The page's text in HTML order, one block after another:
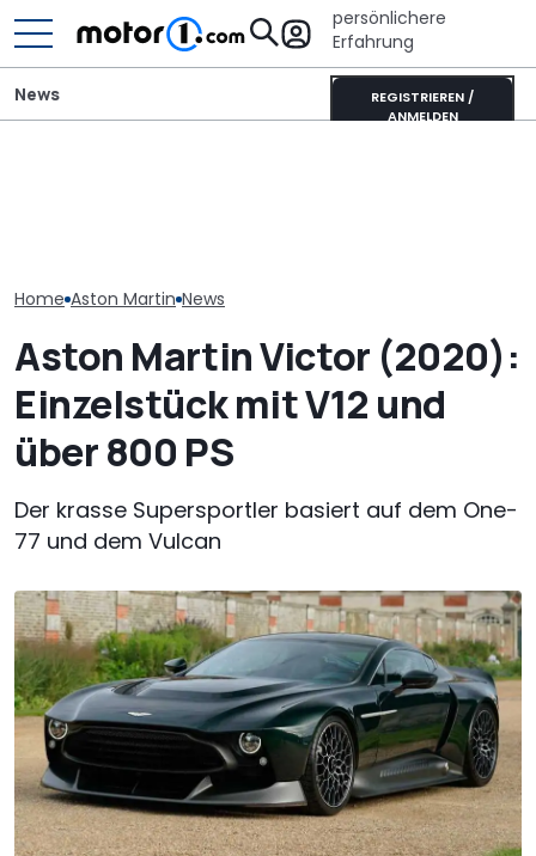
persönlichere
Erfahrung
REGISTRIEREN /
ANMELDEN
News
Home Aston Martin News
Aston Martin Victor (2020):
Einzelstück mit V12 und
über 800 PS
Der krasse Supersportler basiert auf dem One-
77 und dem Vulcan